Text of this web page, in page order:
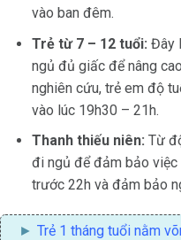
vào ban đêm.
Trẻ từ 7 – 12 tuổi: Đây
ngủ đủ giấc để nâng
nghiên cứu, trẻ em độ
vào lúc 19h30 – 21h.
Thanh thiếu niên: Từ
đi ngủ để đảm bảo việc
trước 22h và đảm bảo
Trẻ 1 tháng tuổi nằm